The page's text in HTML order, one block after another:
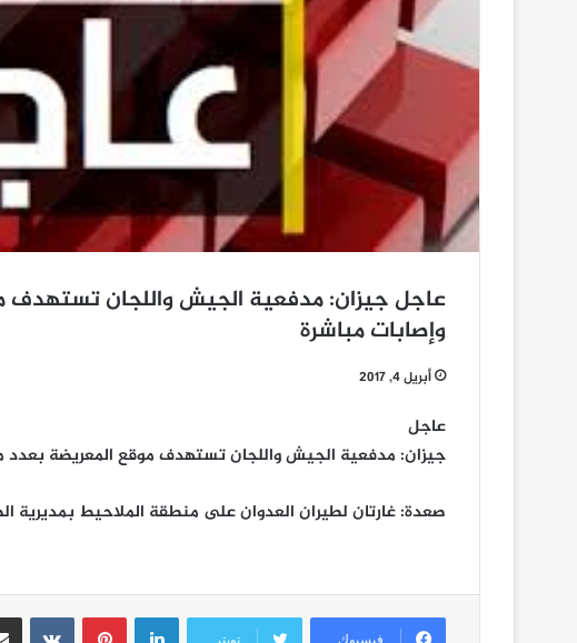
عاجل جيزان: مدفعية الجيش واللجان تستهدف
وإصابات مباشرة
أبريل 4, 2017
عاجل
جيزان: مدفعية الجيش واللجان تستهدف موقع المعريضة بعدد
صعدة: غارتان لطيران العدوان على منطقة الملاحيط بمديرية
لينكدإنبينتيريست